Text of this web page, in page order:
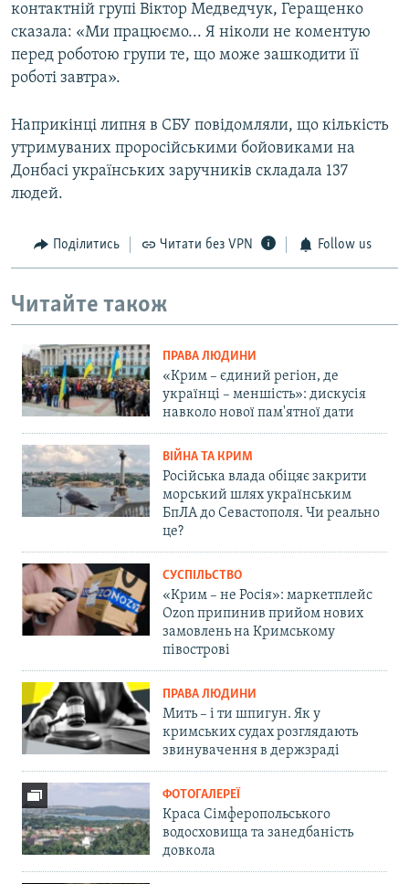
контактній групі Віктор Медведчук, Геращенко
сказала: «Ми працюємо... Я ніколи не коментую
перед роботою групи те, що може зашкодити її
роботі завтра».
Наприкінці липня в СБУ повідомляли, що кількість
утримуваних проросійськими бойовиками на
Донбасі українських заручників складала 137
людей.
Поділитись Читати без VPN Follow us
Читайте також
ПРАВА ЛЮДИНИ
«Крим – єдиний регіон, де
українці – меншість»: дискусія
навколо нової пам'ятної дати
ВІЙНА ТА КРИМ
Російська влада обіцяє закрити
морський шлях українським
БпЛА до Севастополя. Чи реально
це?
СУСПІЛЬСТВО
«Крим – не Росія»: маркетплейс
Ozon припинив прийом нових
замовлень на Кримському
півострові
ПРАВА ЛЮДИНИ
Мить – і ти шпигун. Як у
кримських судах розглядають
звинувачення в держзраді
ФОТОГАЛЕРЕЇ
Краса Сімферопольського
водосховища та занедбаність
довкола